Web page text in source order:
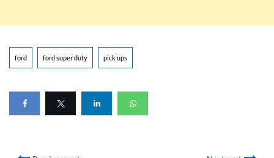
ford ford super duty pick ups